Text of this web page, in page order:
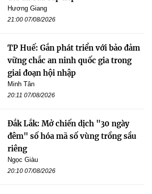
Hương Giang
21:00 07/08/2026
TP Huế: Gắn phát triển với bảo đảm
vững chắc an ninh quốc gia trong
giai đoạn hội nhập
Minh Tân
20:11 07/08/2026
Đắk Lắk: Mở chiến dịch "30 ngày
đêm" số hóa mã số vùng trồng sầu
riêng
Ngọc Giàu
20:10 07/08/2026